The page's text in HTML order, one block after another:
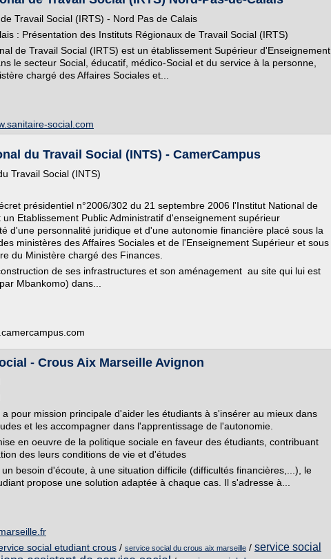
Travail Social (IRTS) - Nord Pas de Calais
: Présentation des Instituts Régionaux de Travail Social (IRTS)
de Travail Social (IRTS) est un établissement Supérieur d'Enseignement
le secteur Social, éducatif, médico-Social et du service à la personne,
chargé des Affaires Sociales et...
social.com
du Travail Social (INTS) - CamerCampus
Travail Social (INTS)
présidentiel n°2006/302 du 21 septembre 2006 l'Institut National de
un Etablissement Public Administratif d'enseignement supérieur
d'une personnalité juridique et d'une autonomie financière placé sous la
ministères des Affaires Sociales et de l'Enseignement Supérieur et sous
du Ministère chargé des Finances.
de ses infrastructures et son aménagement au site qui lui est
Mbankomo) dans...
- Crous Aix Marseille Avignon
a pour mission principale d'aider les étudiants à s'insérer au mieux dans
et les accompagner dans l'apprentissage de l'autonomie.
en oeuvre de la politique sociale en faveur des étudiants, contribuant
des leurs conditions de vie et d'études
besoin d'écoute, à une situation difficile (difficultés financières,...), le
propose une solution adaptée à chaque cas. Il s'adresse à...
social etudiant crous / service social du crous aix marseille / service social